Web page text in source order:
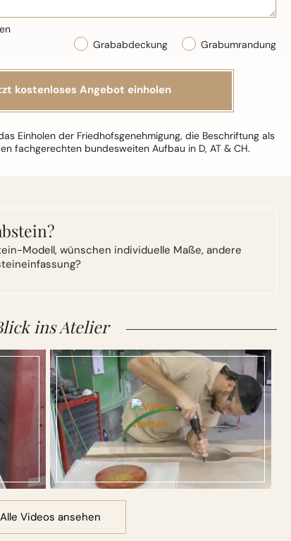
Grabumrandung
Grababdeckung
Einholen der Friedhofsgenehmigung, die Beschriftung als
fachgerechten bundesweiten Aufbau in D, AT & CH.
Modell, wünschen individuelle Maße, andere
ins Atelier
Alle Videos ansehen